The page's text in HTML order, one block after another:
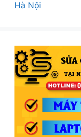
Hà Nội